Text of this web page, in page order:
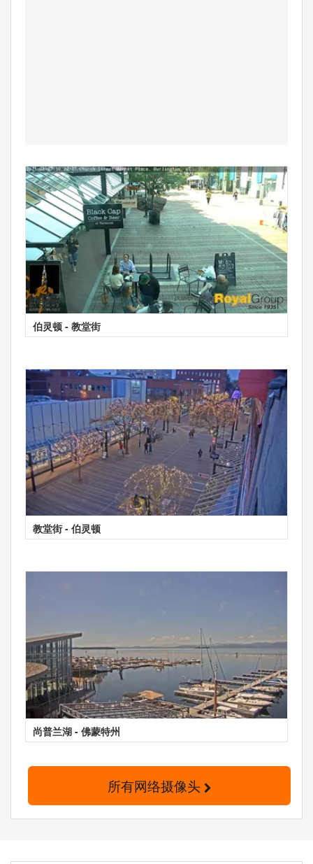
伯灵顿 - 教堂街
教堂街 - 伯灵顿
尚普兰湖 - 佛蒙特州
所有网络摄像头